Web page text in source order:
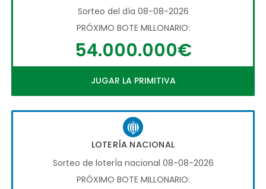
Sorteo del día 08-08-2026
PRÓXIMO BOTE MILLONARIO:
54.000.000€
JUGAR LA PRIMITIVA
LOTERÍA NACIONAL
Sorteo de loterÍa nacional 08-08-2026
PRÓXIMO BOTE MILLONARIO: